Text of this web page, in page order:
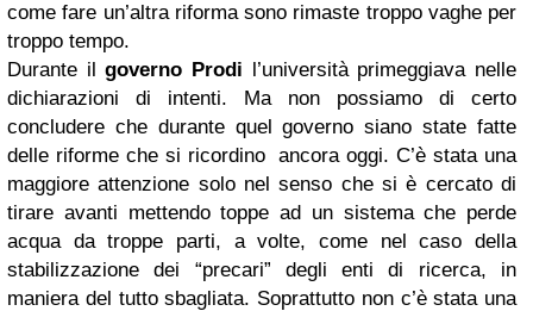
come fare un’altra riforma sono rimaste troppo vaghe per
troppo tempo.
Durante il governo Prodi l’università primeggiava nelle
dichiarazioni di intenti. Ma non possiamo di certo
concludere che durante quel governo siano state fatte
delle riforme che si ricordino ancora oggi. C’è stata una
maggiore attenzione solo nel senso che si è cercato di
tirare avanti mettendo toppe ad un sistema che perde
acqua da troppe parti, a volte, come nel caso della
stabilizzazione dei “precari” degli enti di ricerca, in
maniera del tutto sbagliata. Soprattutto non c’è stata una